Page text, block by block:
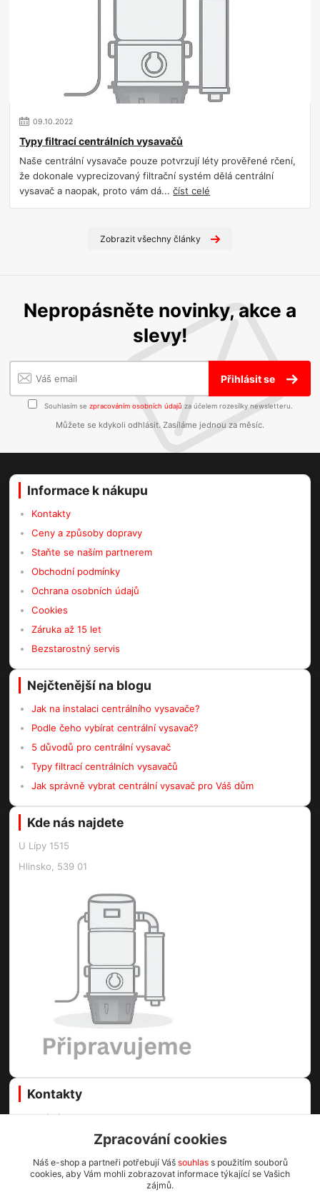
09.10.2022
Typy filtrací centrálních vysavačů
Naše centrální vysavače pouze potvrzují léty prověřené rčení,
že dokonale vyprecizovaný filtrační systém dělá centrální
vysavač a naopak, proto vám dá...číst celé
Zobrazit všechny články
Nepropásněte novinky, akce a
slevy!
Přihlásit se
Souhlasím se zpracováním osobních údajů za účelem rozesílky newsletteru.
Můžete se kdykoli odhlásit. Zasíláme jednou za měsíc.
Informace k nákupu
Kontakty
Ceny a způsoby dopravy
Staňte se naším partnerem
Obchodní podmínky
Ochrana osobních údajů
Cookies
Záruka až 15 let
Bezstarostný servis
Nejčtenější na blogu
Jak na instalaci centrálního vysavače?
Podle čeho vybírat centrální vysavač?
5 důvodů pro centrální vysavač
Typy filtrací centrálních vysavačů
Jak správně vybrat centrální vysavač pro Váš dům
Kde nás najdete
U Lípy 1515
Hlinsko, 539 01
Kontakty
Centrální vysavače Online
Martin Voda
+420 608 811 980
(Po-Pá, 8-16.30 hod.)
Zpracování cookies
Náš e-shop a partneři potřebují Váš souhlass použitím souborů
cookies, aby Vám mohli zobrazovat informace týkající se Vašich
zájmů.